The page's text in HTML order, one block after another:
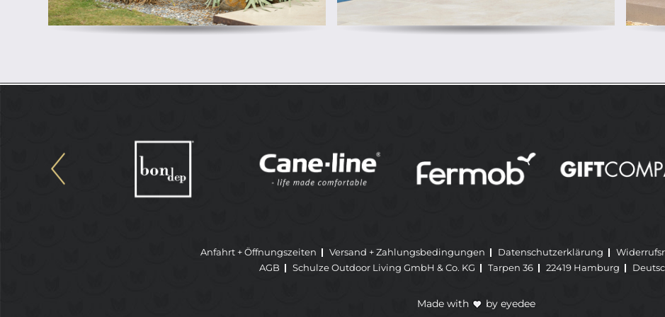
Anfahrt + Öffnungszeiten Versand + Zahlungsbedingungen Datenschutzerklärung
AGB
Schulze Outdoor Living GmbH & Co. KG Tarpen 36 22419 Hamburg
Made with by eyedee